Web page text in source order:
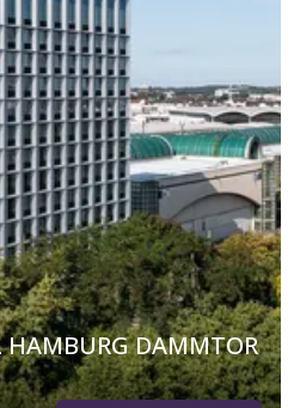
HAMBURG DAMMTOR